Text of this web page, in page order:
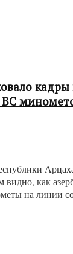
видно, как
на линии